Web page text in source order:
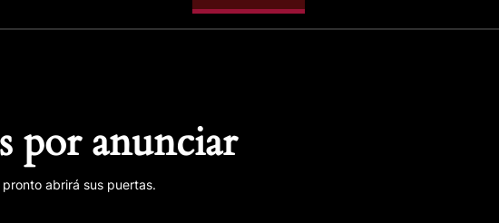
por anunciar
abrirá sus puertas.